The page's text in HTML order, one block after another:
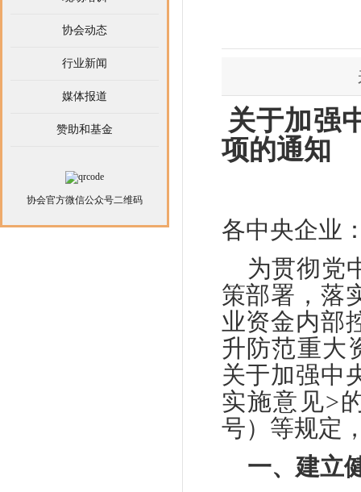
关于加强
项的通知
各中央企业
为贯彻党
策部署，落
业资金内部
升防范重大
关于加强中
实施意见>
号）等规定
一、建立
协会动态
行业新闻
媒体报道
赞助和基金
协会官方微信公众号二维码